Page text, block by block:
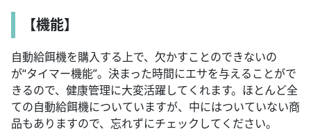
【機能】
自動給餌機を購入する上で、欠かすことのできないの
が“タイマー機能”。決まった時間にエサを与えることがで
きるので、健康管理に大変活躍してくれます。ほとんど全
ての自動給餌機についていますが、中にはついていない商
品もありますので、忘れずにチェックしてください。